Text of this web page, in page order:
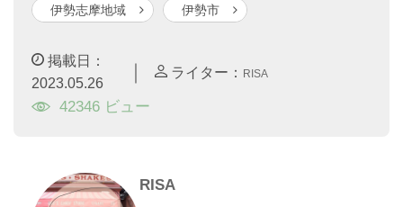
伊勢志摩地域 伊勢市
掲載日：
2023.05.26
ライター： RISA
42346 ビュー
RISA